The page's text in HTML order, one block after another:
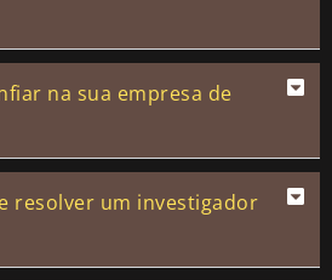
na sua empresa de
resolver um investigador